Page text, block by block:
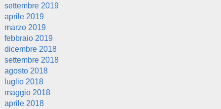
settembre 2019
aprile 2019
marzo 2019
febbraio 2019
dicembre 2018
settembre 2018
agosto 2018
luglio 2018
maggio 2018
aprile 2018